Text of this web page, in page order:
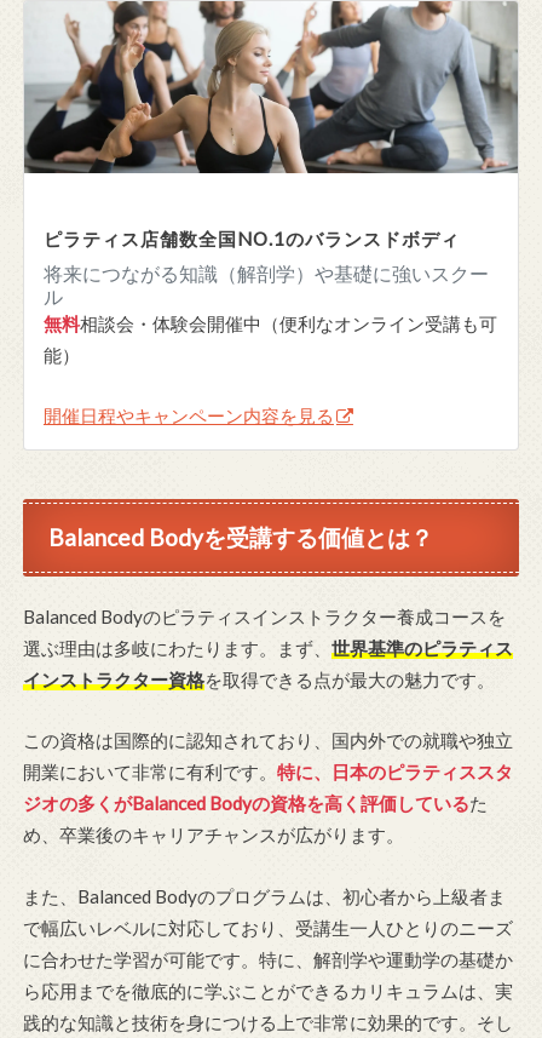
ピラティス店舗数全国NO.1のバランスドボディ
将来につながる知識（解剖学）や基礎に強いスクー
ル
無料相談会・体験会開催中（便利なオンライン受講も可
能）
開催日程やキャンペーン内容を見る
Balanced Bodyを受講する価値とは？
Balanced Bodyのピラティスインストラクター養成コースを
選ぶ理由は多岐にわたります。まず、 世界基準のピラティス
インストラクター資格を取得できる点が最大の魅力です。
この資格は国際的に認知されており、国内外での就職や独立
開業において非常に有利です。 特に、日本のピラティススタ
ジオの多くがBalanced Bodyの資格を高く評価しているた
め、卒業後のキャリアチャンスが広がります。
また、Balanced Bodyのプログラムは、初心者から上級者ま
で幅広いレベルに対応しており、受講生一人ひとりのニーズ
に合わせた学習が可能です。特に、解剖学や運動学の基礎か
ら応用までを徹底的に学ぶことができるカリキュラムは、実
践的な知識と技術を身につける上で非常に効果的です。そし